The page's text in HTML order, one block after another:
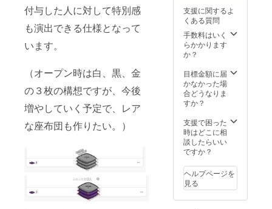
付与した人に対して特別感
も演出できる仕様となって
います。
（オープン時は白、黒、金
の３枚の構想ですが、今後
増やしていく予定で、レア
な座布団も作りたい。）
支援に関するよ
くある質問
手数料はいく
らかかります
か？
目標金額に届
かなかった場
合どうなりま
すか？
支援で困った
時はどこに相
談したらいい
ですか？
ヘルプページを
見る